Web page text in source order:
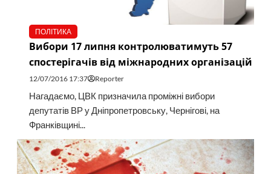
ПОЛІТИКА
Вибори 17 липня контролюватимуть 57
спостерігачів від міжнародних організацій
12/07/2016 17:37 Reporter
Нагадаємо, ЦВК призначила проміжні вибори
депутатів ВР у Дніпропетровську, Чернігові, на
Франківщині...